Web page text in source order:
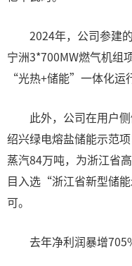
2024年，公司参建
宁洲3*700MW燃气机组
“光热+储能”一体化运
此外，公司在用户
绍兴绿电熔盐储能示范
蒸汽84万吨，为浙江省
目入选“浙江省新型储
可。
去年净利润暴增